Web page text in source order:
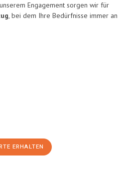
Engagement sorgen wir für
, bei dem Ihre Bedürfnisse immer an
ERHALTEN